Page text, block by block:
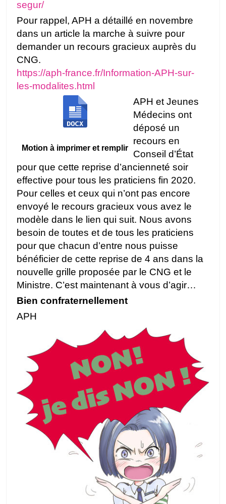
segur/
Pour rappel, APH a détaillé en novembre
dans un article la marche à suivre pour
demander un recours gracieux auprès du
CNG.
https://aph-france.fr/Information-APH-sur-
les-modalites.html
Motion à imprimer et remplir
APH et Jeunes
Médecins ont
déposé un
recours en
Conseil d’État
pour que cette reprise d’ancienneté soir
effective pour tous les praticiens fin 2020.
Pour celles et ceux qui n’ont pas encore
envoyé le recours gracieux vous avez le
modèle dans le lien qui suit. Nous avons
besoin de toutes et de tous les praticiens
pour que chacun d’entre nous puisse
bénéficier de cette reprise de 4 ans dans la
nouvelle grille proposée par le CNG et le
Ministre. C’est maintenant à vous d’agir…
Bien confraternellement
APH